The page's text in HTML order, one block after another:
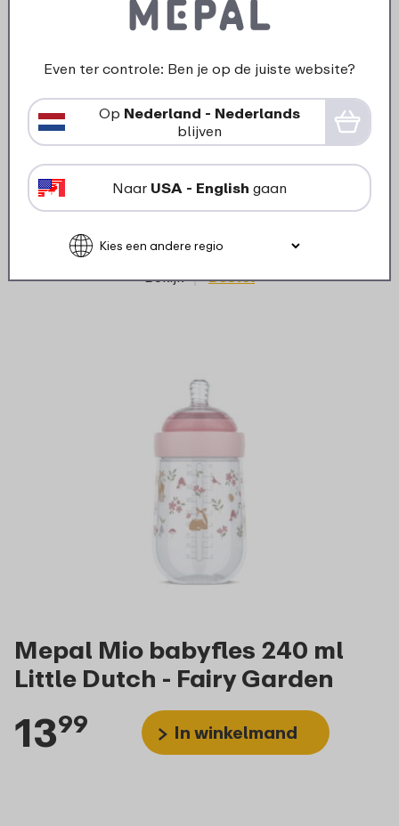
Starterset babyflessen Mepal
Bekijk Bestel
›
Mepal Mio babyfles 240 ml
Little Dutch - Fairy Garden
1399 In winkelmand
Even ter controle: Ben je op de juiste website?
Op Nederland - Nederlands
blijven
Naar USA - English gaan